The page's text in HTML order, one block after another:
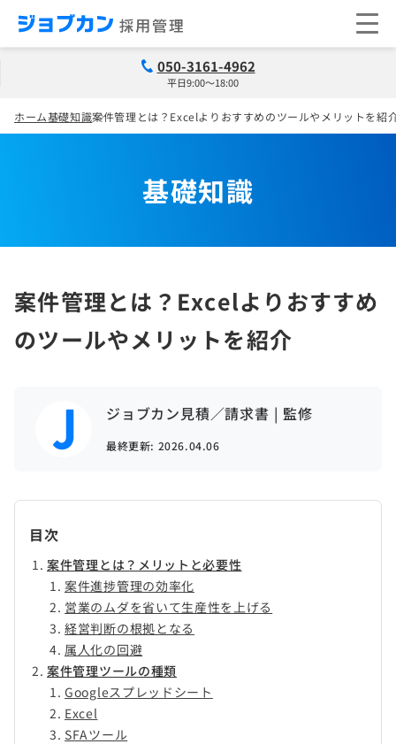
050-3161-4962
平日9:00～18:00
ホーム基礎知識案件管理とは？Excelよりおすすめのツールやメリットを紹
基礎知識
案件管理とは？Excelよりおすすめ
のツールやメリットを紹介
ジョブカン見積／請求書 | 監修
最終更新: 2026.04.06
目次
案件管理とは？メリットと必要性
案件進捗管理の効率化
営業のムダを省いて生産性を上げる
経営判断の根拠となる
属人化の回避
案件管理ツールの種類
Googleスプレッドシート
Excel
SFAツール